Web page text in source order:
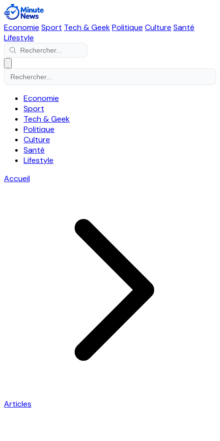
Economie Sport Tech & GeekPolitique Culture Santé
Lifestyle
Economie
Sport
Tech & Geek
Politique
Culture
Santé
Lifestyle
Accueil
Articles